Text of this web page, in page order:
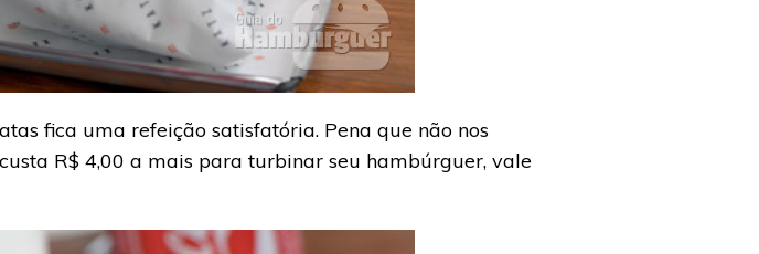
fica uma refeição satisfatória. Pena que não nos
R$ 4,00 a mais para turbinar seu hambúrguer, vale